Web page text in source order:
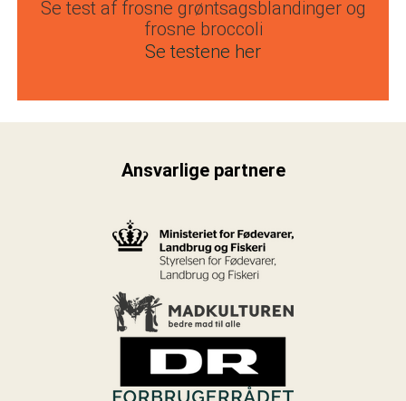
Se test af frosne grøntsagsblandinger og
frosne broccoli
Se testene her
Ansvarlige partnere